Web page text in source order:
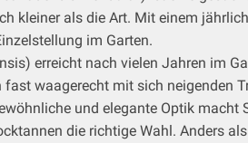
kleiner als die Art. Mit einem
im Garten.
erreicht nach vielen Jahren im
waagerecht mit sich neigenden
und elegante Optik
die richtige Wahl. Anders